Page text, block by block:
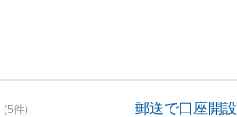
(5件) 郵送で口座開設